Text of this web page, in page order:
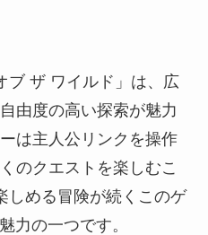
ブ ザ ワイルド」は、広
由度の高い探索が魅力
は主人公リンクを操作
のクエストを楽しむこ
しめる冒険が続くこのゲ
力の一つです。